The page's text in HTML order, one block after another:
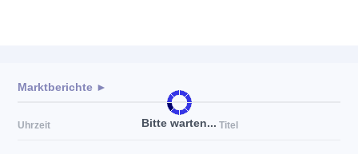
Bitte warten...
Marktberichte ►
Uhrzeit Titel